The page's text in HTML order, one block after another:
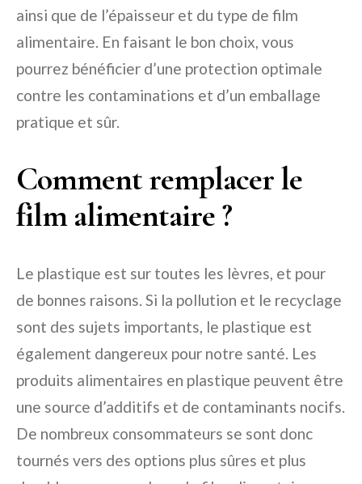
ainsi que de l’épaisseur et du type de film
alimentaire. En faisant le bon choix, vous
pourrez bénéficier d’une protection optimale
contre les contaminations et d’un emballage
pratique et sûr.
Comment remplacer le
film alimentaire ?
Le plastique est sur toutes les lèvres, et pour
de bonnes raisons. Si la pollution et le recyclage
sont des sujets importants, le plastique est
également dangereux pour notre santé. Les
produits alimentaires en plastique peuvent être
une source d’additifs et de contaminants nocifs.
De nombreux consommateurs se sont donc
tournés vers des options plus sûres et plus